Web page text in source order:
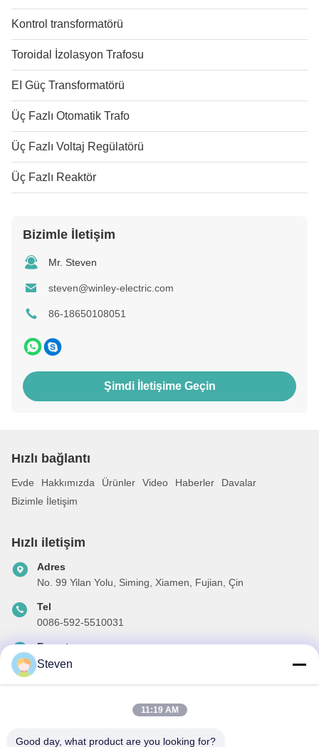
Kontrol transformatörü
Toroidal İzolasyon Trafosu
EI Güç Transformatörü
Üç Fazlı Otomatik Trafo
Üç Fazlı Voltaj Regülatörü
Üç Fazlı Reaktör
Bizimle İletişim
Mr. Steven
steven@winley-electric.com
86-18650108051
Şimdi İletişime Geçin
Hızlı bağlantı
Evde Hakkımızda Ürünler Video Haberler
Davalar
Bizimle İletişim
Hızlı iletişim
Adres
No. 99 Yilan Yolu, Siming, Xiamen, Fujian, Çin
Tel
0086-592-5510031
E-posta
steven@winley-electric.com
Steven
11:19 AM
Good day, what product are you looking for?